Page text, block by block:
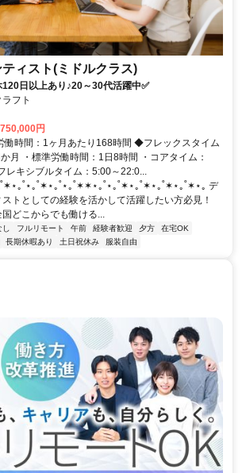
ィスト(ミドルクラス)
120日以上あり♪20～30代活躍中✅
フト
円
働時間：1ヶ月あたり168時間 ◆フレックスタイム
月 ・標準労働時間：1日8時間 ・コアタイム：
レキシブルタイム：5:00～22:0...
｡˚⋆｡˚✶⋆｡˚⋆｡˚✶✶⋆｡˚⋆｡˚✶⋆｡˚✶⋆｡˚✶⋆｡˚✶⋆｡ デ
トとしての経験を活かして活躍したい方必見！
どこからでも働ける...
し フルリモート 午前 経験者歓迎 夕方
在宅OK
長期休暇あり 土日祝休み 服装自由